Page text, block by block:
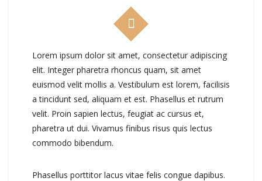
Lorem ipsum dolor sit amet, consectetur adipiscing
elit. Integer pharetra rhoncus quam, sit amet
euismod velit mollis a. Vestibulum est lorem, facilisis
a tincidunt sed, aliquam et est. Phasellus et rutrum
velit. Proin sapien lectus, feugiat ac cursus et,
pharetra ut dui. Vivamus finibus risus quis lectus
commodo bibendum.
Phasellus porttitor lacus vitae felis congue dapibus.